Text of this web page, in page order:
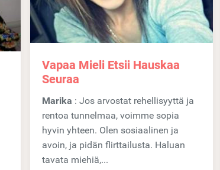
Vapaa Mieli Etsii Hauskaa
Seuraa
Marika : Jos arvostat rehellisyyttä ja
rentoa tunnelmaa, voimme sopia
hyvin yhteen. Olen sosiaalinen ja
avoin, ja pidän flirttailusta. Haluan
tavata miehiä,...